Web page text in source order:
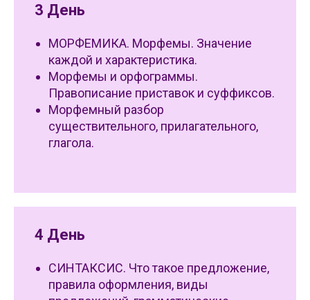
3 День
МОРФЕМИКА. Морфемы. Значение
каждой и характеристика.
Морфемы и орфограммы.
Правописание приставок и суффиксов.
Морфемный разбор
существительного, прилагательного,
глагола.
4 День
СИНТАКСИС. Что такое предложение,
правила оформления, виды